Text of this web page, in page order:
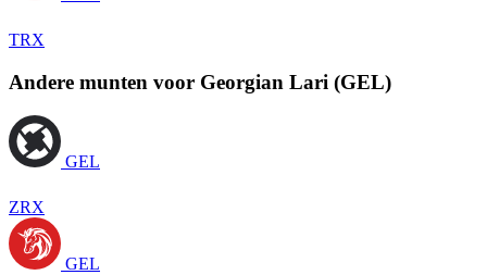
TRX
Andere munten voor Georgian Lari (GEL)
GEL
ZRX
GEL